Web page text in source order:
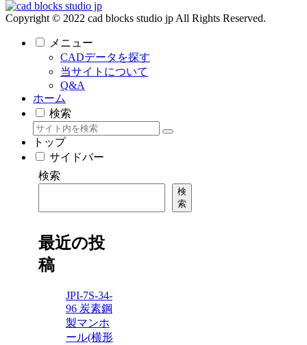
Copyright © 2022 cad blocks studio jp All Rights Reserved.
メニュー
CADデータを探す
当サイトについて
Q&A
ホーム
検索
トップ
サイドバー
検索
検
索
最近の投
稿
JPI-7S-34-
96 炭素鋼
製マンホ
ール(横形